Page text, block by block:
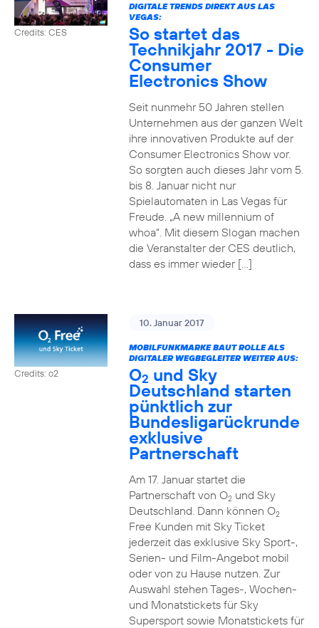
Credits: CES
DIGITALE TRENDS DIREKT AUS LAS
VEGAS:
So startet das
Technikjahr 2017 - Die
Consumer
Electronics Show
Seit nunmehr 50 Jahren stellen
Unternehmen aus der ganzen Welt
ihre innovativen Produkte auf der
Consumer Electronics Show vor.
So sorgten auch dieses Jahr vom 5.
bis 8. Januar nicht nur
Spielautomaten in Las Vegas für
Freude. „A new millennium of
whoa“. Mit diesem Slogan machen
die Veranstalter der CES deutlich,
dass es immer wieder […]
Credits: o2
10. Januar 2017
MOBILFUNKMARKE BAUT ROLLE ALS
DIGITALER WEGBEGLEITER WEITER AUS:
O2 und Sky
Deutschland starten
pünktlich zur
Bundesligarückrunde
exklusive
Partnerschaft
Am 17. Januar startet die
Partnerschaft von O2und Sky
Deutschland. Dann können O2
Free Kunden mit Sky Ticket
jederzeit das exklusive Sky Sport-,
Serien- und Film-Angebot mobil
oder von zu Hause nutzen. Zur
Auswahl stehen Tages-, Wochen-
und Monatstickets für Sky
Supersport sowie Monatstickets für